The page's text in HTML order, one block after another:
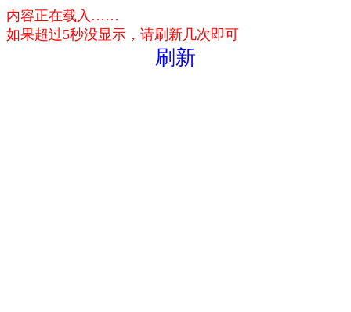
内容正在载入……
如果超过5秒没显示，请刷新几次即可
刷新